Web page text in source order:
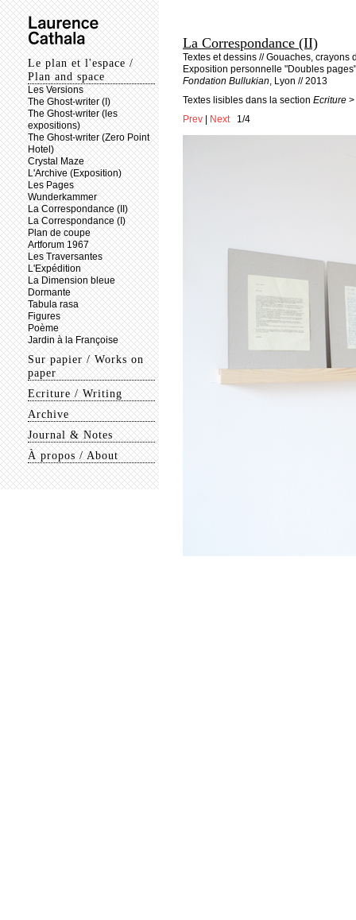
Le plan et l'espace /
Plan and space
Les Versions
The Ghost-writer (I)
The Ghost-writer (les
expositions)
The Ghost-writer (Zero Point
Hotel)
Crystal Maze
L'Archive (Exposition)
Les Pages
Wunderkammer
La Correspondance (II)
La Correspondance (I)
Plan de coupe
Artforum 1967
Les Traversantes
L'Expédition
La Dimension bleue
Dormante
Tabula rasa
Figures
Poème
Jardin à la Françoise
Sur papier / Works on
paper
Ecriture / Writing
Archive
Journal & Notes
À propos / About
La Correspondance (II)
Textes et dessins // Gouaches, crayons
Exposition personnelle "Doubles
Fondation Bullukian, Lyon // 2013
Textes lisibles dans la section Ecriture >
Prev
Next 1/4